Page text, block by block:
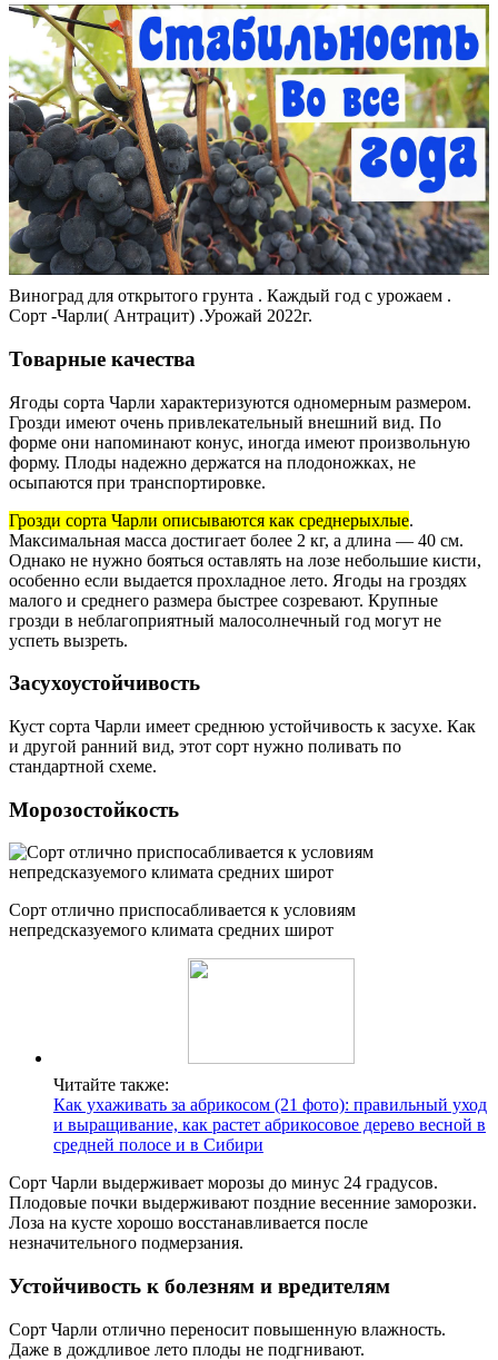
Виноград для открытого грунта . Каждый год с урожаем .
Сорт -Чарли( Антрацит) .Урожай 2022г.
Товарные качества
Ягоды сорта Чарли характеризуются одномерным размером.
Грозди имеют очень привлекательный внешний вид. По
форме они напоминают конус, иногда имеют произвольную
форму. Плоды надежно держатся на плодоножках, не
осыпаются при транспортировке.
Грозди сорта Чарли описываются как среднерыхлые.
Максимальная масса достигает более 2 кг, а длина — 40 см.
Однако не нужно бояться оставлять на лозе небольшие кисти,
особенно если выдается прохладное лето. Ягоды на гроздях
малого и среднего размера быстрее созревают. Крупные
грозди в неблагоприятный малосолнечный год могут не
успеть вызреть.
Засухоустойчивость
Куст сорта Чарли имеет среднюю устойчивость к засухе. Как
и другой ранний вид, этот сорт нужно поливать по
стандартной схеме.
Морозостойкость
Сорт отлично приспосабливается к условиям
непредсказуемого климата средних широт
Читайте также:
Как ухаживать за абрикосом (21 фото): правильный уход
и выращивание, как растет абрикосовое дерево весной в
средней полосе и в Сибири
Сорт Чарли выдерживает морозы до минус 24 градусов.
Плодовые почки выдерживают поздние весенние заморозки.
Лоза на кусте хорошо восстанавливается после
незначительного подмерзания.
Устойчивость к болезням и вредителям
Сорт Чарли отлично переносит повышенную влажность.
Даже в дождливое лето плоды не подгнивают.